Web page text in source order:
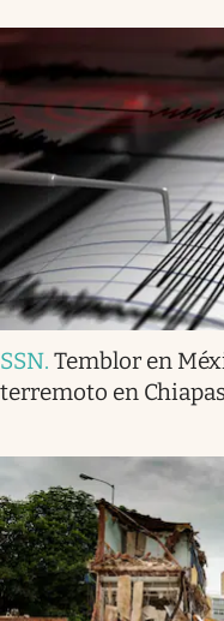
SSN. Temblor en
terremoto en